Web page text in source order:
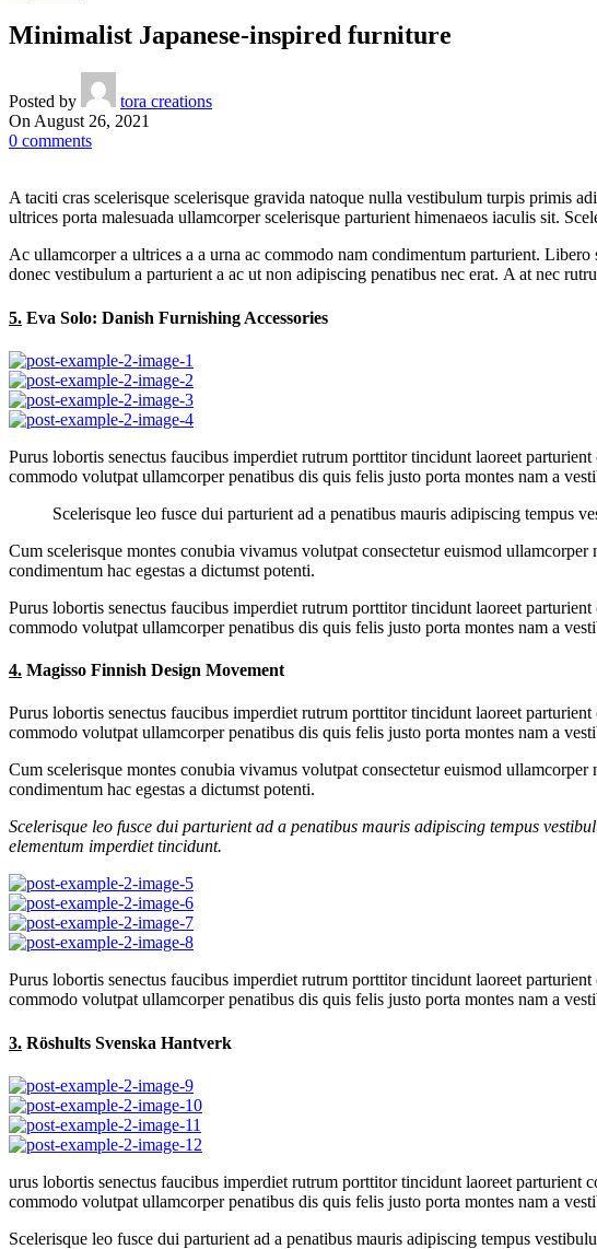
Minimalist Japanese-inspired furniture
Posted by
tora creations
On August 26, 2021
0 comments
A taciti cras scelerisque scelerisque gravida natoque nulla vestibulum turpis primis
ultrices porta malesuada ullamcorper scelerisque parturient himenaeos iaculis sit.
Ac ullamcorper a ultrices a a urna ac commodo nam condimentum parturient.
donec vestibulum a parturient a ac ut non adipiscing penatibus nec erat. A at nec
5. Eva Solo: Danish Furnishing Accessories
Purus lobortis senectus faucibus imperdiet rutrum porttitor tincidunt laoreet
commodo volutpat ullamcorper penatibus dis quis felis justo porta montes nam a
Scelerisque leo fusce dui parturient ad a penatibus mauris adipiscing tempus
Cum scelerisque montes conubia vivamus volutpat consectetur euismod
condimentum hac egestas a dictumst potenti.
Purus lobortis senectus faucibus imperdiet rutrum porttitor tincidunt laoreet
commodo volutpat ullamcorper penatibus dis quis felis justo porta montes nam a
4. Magisso Finnish Design Movement
Purus lobortis senectus faucibus imperdiet rutrum porttitor tincidunt laoreet
commodo volutpat ullamcorper penatibus dis quis felis justo porta montes nam a
Cum scelerisque montes conubia vivamus volutpat consectetur euismod
condimentum hac egestas a dictumst potenti.
Scelerisque leo fusce dui parturient ad a penatibus mauris adipiscing tempus
elementum imperdiet tincidunt.
Purus lobortis senectus faucibus imperdiet rutrum porttitor tincidunt laoreet
commodo volutpat ullamcorper penatibus dis quis felis justo porta montes nam a
3. Röshults Svenska Hantverk
urus lobortis senectus faucibus imperdiet rutrum porttitor tincidunt laoreet parturient
commodo volutpat ullamcorper penatibus dis quis felis justo porta montes nam a
Scelerisque leo fusce dui parturient ad a penatibus mauris adipiscing tempus